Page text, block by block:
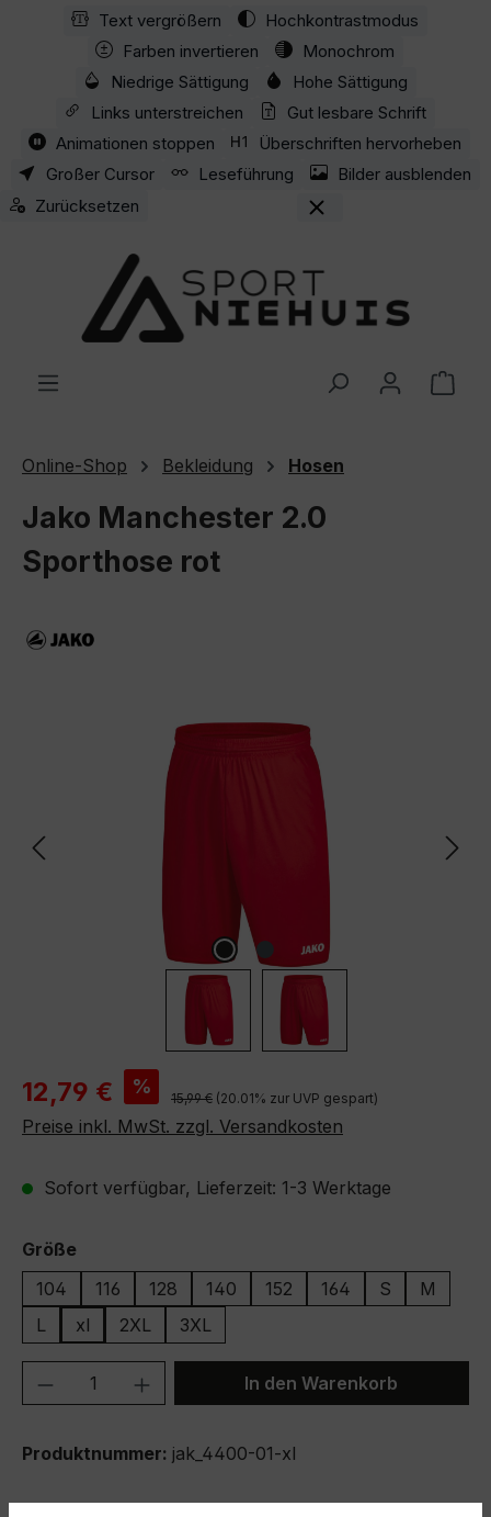
Zum Hauptinhalt springen
Text vergrößern
Hochkontrastmodus
Farben invertieren
Monochrom
Niedrige Sättigung
Hohe Sättigung
Links unterstreichen
Gut lesbare Schrift
Animationen stoppen
Überschriften hervorheben
Großer Cursor
Leseführung
Bilder ausblenden
Zurücksetzen
Online-Shop Bekleidung Hosen
Jako Manchester 2.0
Sporthose rot
Bildergalerie überspringen
Verkaufspreis:
12,79 € % Regulärer Preis:
15,99 € (20.01% zur UVP gespart)
Preise inkl. MwSt. zzgl. Versandkosten
Sofort verfügbar, Lieferzeit: 1-3 Werktage
Größeauswählen
104
116 128 140 152 164 S
M
L
xl 2XL 3XL
Produkt Anzahl: Gib denIn den Warenkorb
Produktnummer: jak_4400-01-xl